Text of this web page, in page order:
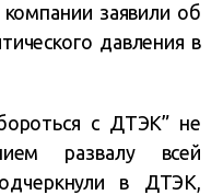
заявили об
давления в
c ДТЭК” не
развалу всей
в ДТЭК,